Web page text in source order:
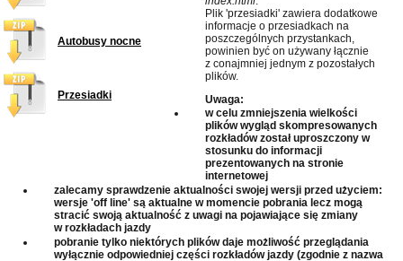
Autobusy nocne
Przesiadki
Plik 'przesiadki' zawiera dodatkowe
informacje o przesiadkach na
poszczególnych przystankach,
powinien być on używany łącznie
z conajmniej jednym z pozostałych
plików.
Uwaga:
w celu zmniejszenia wielkości
plików wygląd skompresowanych
rozkładów został uproszczony w
stosunku do informacji
prezentowanych na stronie
internetowej
zalecamy sprawdzenie aktualności swojej wersji przed użyciem:
wersje 'off line' są aktualne w momencie pobrania lecz mogą
stracić swoją aktualność z uwagi na pojawiające się zmiany
w rozkładach jazdy
pobranie tylko niektórych plików daje możliwość przeglądania
wyłącznie odpowiedniej części rozkładów jazdy (zgodnie z nazwa